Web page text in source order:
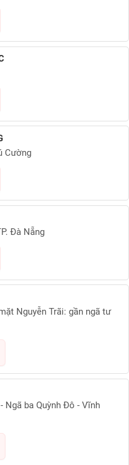
Cường
Đà Nẵng
Nguyễn Trãi: gần ngã tư
Ngã ba Quỳnh Đô - Vĩnh